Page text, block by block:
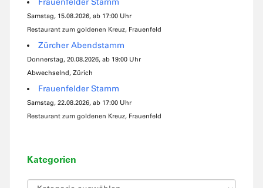
Samstag, 15.08.2026, ab 17:00 Uhr
Restaurant zum goldenen Kreuz, Frauenfeld
Zürcher Abendstamm
Donnerstag, 20.08.2026, ab 19:00 Uhr
Abwechselnd, Zürich
Frauenfelder Stamm
Samstag, 22.08.2026, ab 17:00 Uhr
Restaurant zum goldenen Kreuz, Frauenfeld
Kategorien
Kategorien